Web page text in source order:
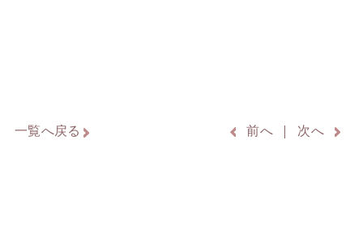
一覧へ戻る 前へ 次へ